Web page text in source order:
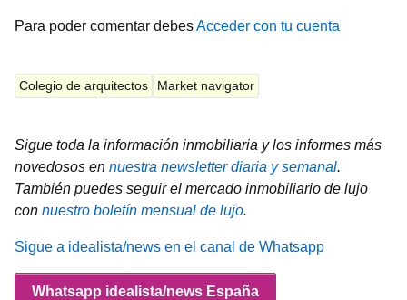
Para poder comentar debesAcceder con tu cuenta
Colegio de arquitectos Market navigator
Sigue toda la información inmobiliaria y los informes más
novedosos en nuestra newsletter diaria y semanal.
También puedes seguir el mercado inmobiliario de lujo
con nuestro boletín mensual de lujo.
Sigue a idealista/news en el canal de Whatsapp
Whatsapp idealista/news España